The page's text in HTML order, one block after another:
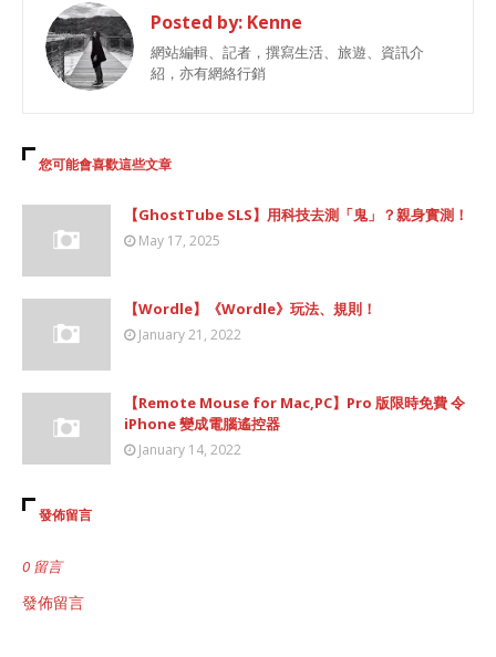
Posted by: Kenne
網站編輯、記者，撰寫生活、旅遊、資訊介
紹，亦有網絡行銷
您可能會喜歡這些文章
【GhostTube SLS】用科技去測「鬼」？親身實測！
May 17, 2025
【Wordle】《Wordle》玩法、規則！
January 21, 2022
【Remote Mouse for Mac,PC】Pro 版限時免費 令
iPhone 變成電腦遙控器
January 14, 2022
發佈留言
0 留言
發佈留言